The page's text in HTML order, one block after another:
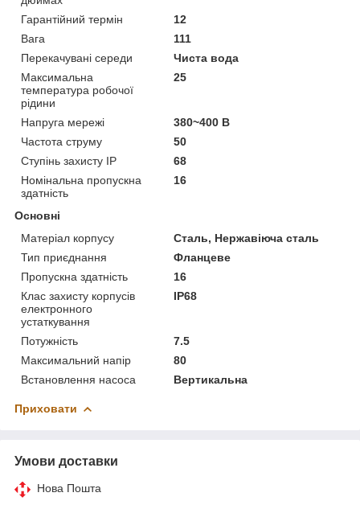
Гарантійний термін
12
Вага
111
Перекачувані середи
Чиста вода
Максимальна
температура робочої
рідини
25
Напруга мережі
380~400 В
Частота струму
50
Ступінь захисту IP
68
Номінальна пропускна
здатність
16
Основні
Матеріал корпусу
Сталь, Нержавіюча сталь
Тип приєднання
Фланцеве
Пропускна здатність
16
Клас захисту корпусів
електронного
устаткування
IP68
Потужність
7.5
Максимальний напір
80
Встановлення насоса
Вертикальна
Приховати
Умови доставки
Нова Пошта